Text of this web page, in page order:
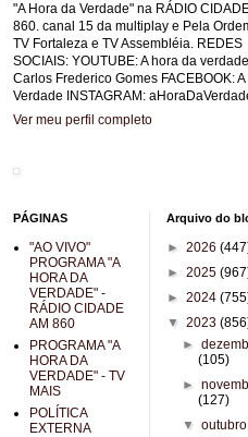
"A Hora da Verdade" na RÁDIO
860. canal 15 da multiplay e Pela
TV Fortaleza e TV Assembléia. REDES
SOCIAIS: YOUTUBE: A hora da
Carlos Frederico Gomes FACEBOOK:
Verdade INSTAGRAM:
Ver meu perfil completo
PÁGINAS
"AO VIVO"
PROGRAMA "A
HORA DA
VERDADE" -
RÁDIO CIDADE
AM 860
PROGRAMA "A
HORA DA
VERDADE" - TV
MAIS
POLÍTICA
EXTERNA
Arquivo do
► 2026
► 2025
► 2024
▼ 2023
►
(105)
►
(127)
▼